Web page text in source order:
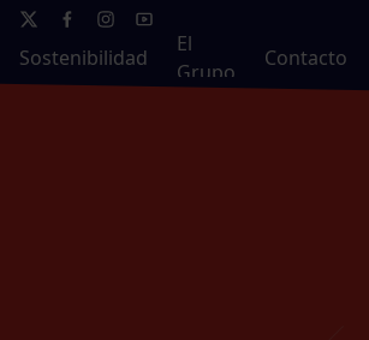
Sostenibilidad
El
Grupo
Contacto